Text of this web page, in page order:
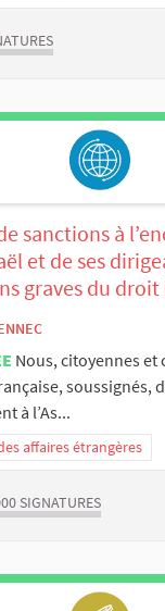
sanctions à
et de ses
graves du
Nous, citoyennes et
soussignés,
à l’As...
affaires étrangères
SIGNATURES